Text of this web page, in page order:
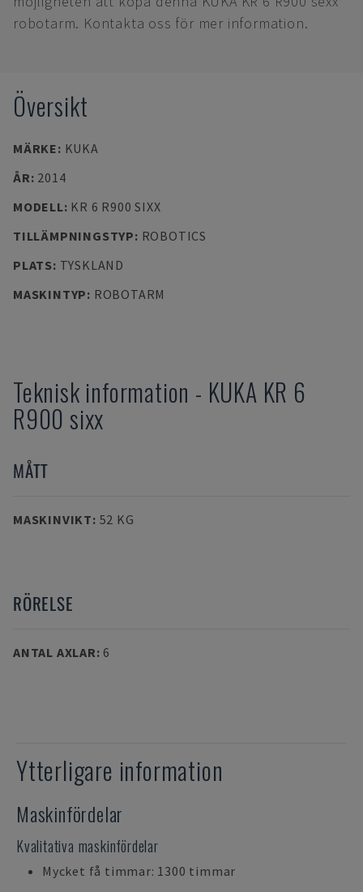
robotarm. Kontakta oss för mer information.
Översikt
MÄRKE: KUKA
ÅR: 2014
MODELL: KR 6 R900 SIXX
TILLÄMPNINGSTYP: ROBOTICS
PLATS: TYSKLAND
MASKINTYP: ROBOTARM
Teknisk information - KUKA KR 6
R900 sixx
MÅTT
MASKINVIKT: 52 KG
RÖRELSE
ANTAL AXLAR: 6
Ytterligare information
Maskinfördelar
Kvalitativa maskinfördelar
Mycket få timmar: 1300 timmar